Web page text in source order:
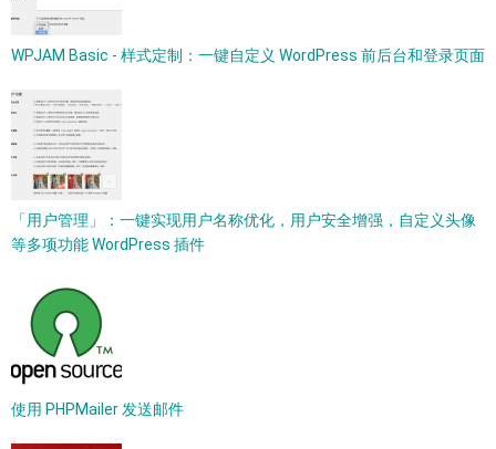
WPJAM Basic - 样式定制：一键自定义 WordPress 前后台和登录页面
「用户管理」：一键实现用户名称优化，用户安全增强，自定义头像
等多项功能 WordPress 插件
使用 PHPMailer 发送邮件